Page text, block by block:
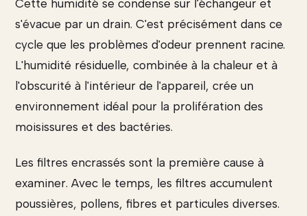
Cette humidité se condense sur l'échangeur et
s'évacue par un drain. C'est précisément dans ce
cycle que les problèmes d'odeur prennent racine.
L'humidité résiduelle, combinée à la chaleur et à
l'obscurité à l'intérieur de l'appareil, crée un
environnement idéal pour la prolifération des
moisissures et des bactéries.
Les filtres encrassés sont la première cause à
examiner. Avec le temps, les filtres accumulent
poussières, pollens, fibres et particules diverses.